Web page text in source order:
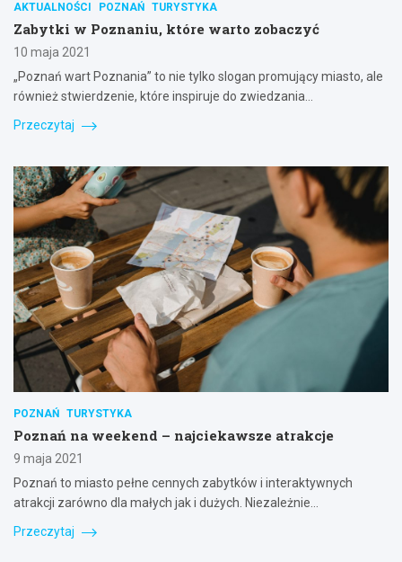
AKTUALNOŚCI POZNAŃ TURYSTYKA
Zabytki w Poznaniu, które warto zobaczyć
10 maja 2021
„Poznań wart Poznania” to nie tylko slogan promujący miasto, ale
również stwierdzenie, które inspiruje do zwiedzania…
Przeczytaj
POZNAŃ TURYSTYKA
Poznań na weekend – najciekawsze atrakcje
9 maja 2021
Poznań to miasto pełne cennych zabytków i interaktywnych
atrakcji zarówno dla małych jak i dużych. Niezależnie…
Przeczytaj